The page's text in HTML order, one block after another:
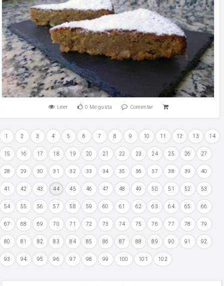
Leer 0 Me gusta Comentar
1 2 3 4 5 6 7 8 9 10 11 12 13 14
15 16 17 18 19 20 21 22 23 24 25 26 27
28 29 30 31 32 33 34 35 36 37 38 39 40
41 42 43 44 45 46 47 48 49 50 51 52 53
54 55 56 57 58 59 60 61 62 63 64 65 66
67 68 69 70 71 72 73 74 75 76 77 78 79
80 81 82 83 84 85 86 87 88 89 90 91 92
93 94 95 96 97 98 99 100 101 102